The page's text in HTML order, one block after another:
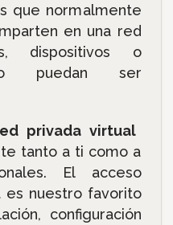
que normalmente
en una red
dispositivos o
puedan ser
privada virtual
tanto a ti como a
El acceso
es nuestro favorito
configuración